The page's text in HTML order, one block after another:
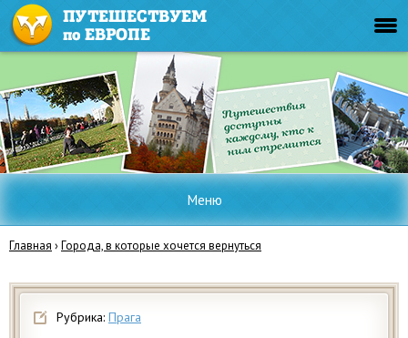
Меню
Главная ›Города, в которые хочется вернуться
Рубрика: Прага